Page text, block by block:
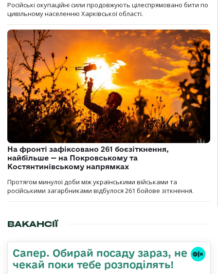
Російські окупаційні сили продовжують цілеспрямовано бити по
цивільному населенню Харківської області.
На фронті зафіксовано 261 боєзіткнення,
найбільше — на Покровському та
Костянтинівському напрямках
Протягом минулої доби між українськими військами та
російськими загарбниками відбулося 261 бойове зіткнення.
ВАКАНСІЇ
Сапер. Обирай посаду зараз, не
чекай поки тебе розподілять!